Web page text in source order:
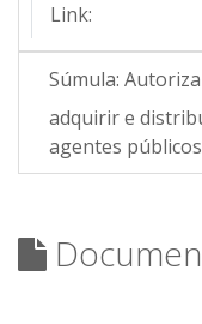
Link:
Súmula:
adquirir e
agentes